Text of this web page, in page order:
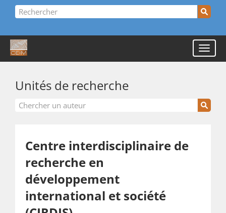
Unités de recherche
Centre interdisciplinaire de
recherche en
développement
international et société